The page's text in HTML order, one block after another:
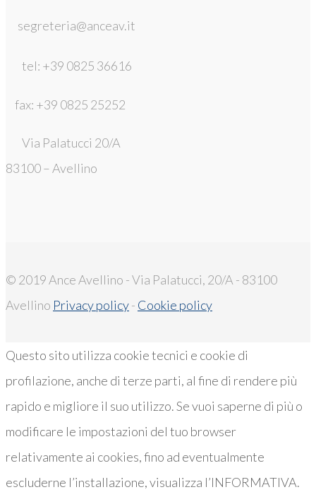
segreteria@anceav.it
tel: +39 0825 36616
fax: +39 0825 25252
Via Palatucci 20/A
83100 – Avellino
© 2019 Ance Avellino - Via Palatucci, 20/A - 83100
Avellino Privacy policy- Cookie policy
Questo sito utilizza cookie tecnici e cookie di
profilazione, anche di terze parti, al fine di rendere più
rapido e migliore il suo utilizzo. Se vuoi saperne di più o
modificare le impostazioni del tuo browser
relativamente ai cookies, fino ad eventualmente
escluderne l’installazione, visualizza l’INFORMATIVA.